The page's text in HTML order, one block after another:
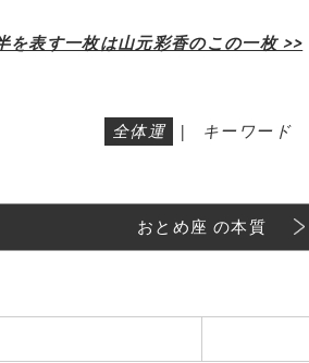
を表す一枚は山元彩香のこの一枚 >>
全体運 | キーワード
おとめ座 の本質